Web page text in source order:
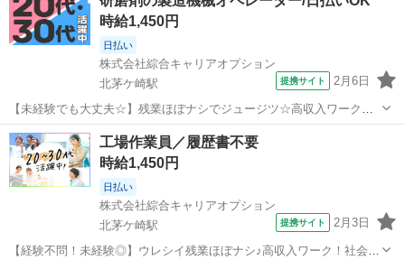
必要ありません)【取扱製品情報】研磨剤 ■お仕事PR ≪プライベート
が充実する≫ 場合によっては...
時給1,450円
日払い
株式会社綜合キャリアオプション
北茅ケ崎駅
提携サイト 2月6日
【未経験でも大丈夫☆】残業ほぼナシでジュージツ☆高収入ワーク！
■お仕事PR ≪無理なく働ける≫ 場合によってはお願いすることもあり
ますが、 残業はほとんどナシ！ 制服があると毎日の服選びに悩まず
OK♪ ≪未経験でも活躍で...
神奈川 茅ヶ崎市 北茅ケ崎駅 工場
工場作業員／履歴書不要
時給1,450円
日払い
株式会社綜合キャリアオプション
北茅ケ崎駅
提携サイト 2月3日
【経験不問！未経験◎】ウレシイ残業ほぼナシ♪高収入ワーク！社会人